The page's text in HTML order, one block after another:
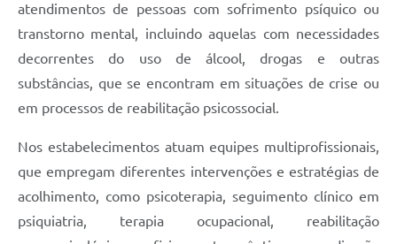
atendimentos de pessoas com sofrimento psíquico ou
transtorno mental, incluindo aquelas com necessidades
decorrentes do uso de álcool, drogas e outras
substâncias, que se encontram em situações de crise ou
em processos de reabilitação psicossocial.
Nos estabelecimentos atuam equipes multiprofissionais,
que empregam diferentes intervenções e estratégias de
acolhimento, como psicoterapia, seguimento clínico em
psiquiatria, terapia ocupacional, reabilitação